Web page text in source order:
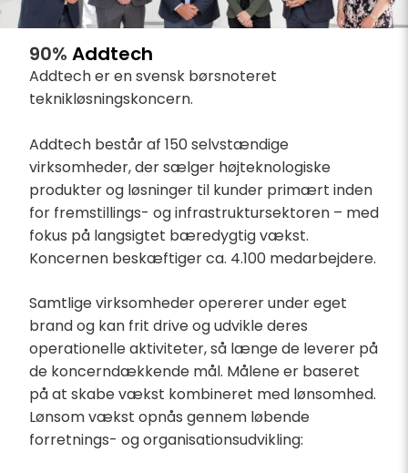
90% Addtech
Addtech er en svensk børsnoteret
teknikløsningskoncern.
Addtech består af 150 selvstændige
virksomheder, der sælger højteknologiske
produkter og løsninger til kunder primært inden
for fremstillings- og infrastruktursektoren – med
fokus på langsigtet bæredygtig vækst.
Koncernen beskæftiger ca. 4.100 medarbejdere.
Samtlige virksomheder opererer under eget
brand og kan frit drive og udvikle deres
operationelle aktiviteter, så længe de leverer på
de koncerndækkende mål. Målene er baseret
på at skabe vækst kombineret med lønsomhed.
Lønsom vækst opnås gennem løbende
forretnings- og organisationsudvikling: